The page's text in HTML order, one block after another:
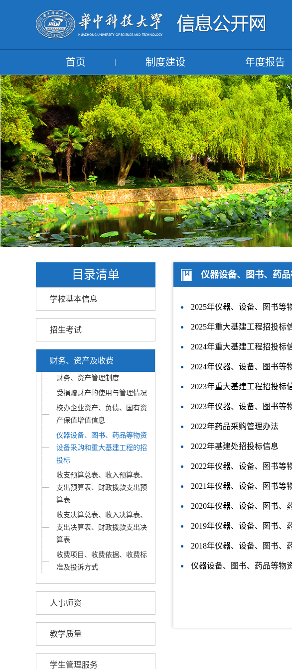
首页 制度建设 年度报告
目录清单
学校基本信息
招生考试
财务、资产及收费
财务、资产管理制度
受捐赠财产的使用与管理情况
校办企业资产、负债、国有资
产保值增值信息
仪器设备、图书、药品等物资
设备采购和重大基建工程的招
投标
收支预算总表、收入预算表、
支出预算表、财政拨款支出预
算表
收支决算总表、收入决算表、
支出决算表、财政拨款支出决
算表
收费项目、收费依据、收费标
准及投诉方式
人事师资
教学质量
学生管理服务
仪器设备、图书、药
2025年仪器、设备、图书等
2025年重大基建工程招投标
2024年重大基建工程招投标
2024年仪器、设备、图书等
2023年重大基建工程招投标
2023年仪器、设备、图书等
2022年药品采购管理办法
2022年基建处招投标信息
2022年仪器、设备、图书等
2021年仪器、设备、图书等
2020年仪器、设备、图书、
2019年仪器、设备、图书、
2018年仪器、设备、图书、
仪器设备、图书、药品等物